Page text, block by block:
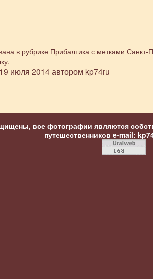
в рубрике Прибалтика с метками Санкт-
.
19 июля 2014 автором kp74ru
все фотографии являются
путешественников e-mail: